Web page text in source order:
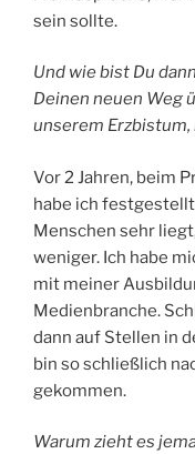
sein sollte.
Und wie bist Du
Deinen neuen Weg
unserem
Vor 2 Jahren, beim
habe ich
Menschen sehr
weniger. Ich habe
mit meiner
Medienbranche.
dann auf Stellen in
bin so schließlich
gekommen.
Warum zieht es